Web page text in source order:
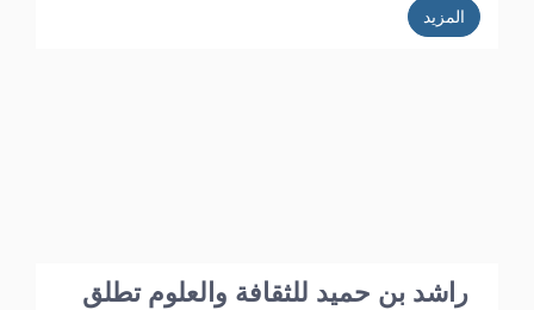
الامارات ،ويتماشى مع أهداف جائزة راشد بن للثقافة والعلوم التي
تعمل على تحقيق تنمية ثقافية متميزة، ودعم حركة البحث العلمي
المزيد
راشد بن حميد للثقافة والعلوم تطلق